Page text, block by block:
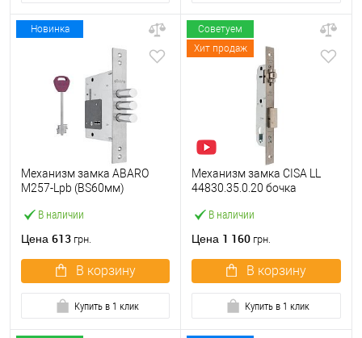
Новинка
В наличии
Механизм замка ABARO
M257-Lpb (BS60мм)
тех.упаковки.без отв.
Цена 613 грн.
В корзину
Купить в 1 клик
Советуем
Хит продаж
В наличии
Механизм замка CISA LL
44830.35.0.20 бочка
нержавеющая сталь
Цена 1 160 грн.
В корзину
Купить в 1 клик